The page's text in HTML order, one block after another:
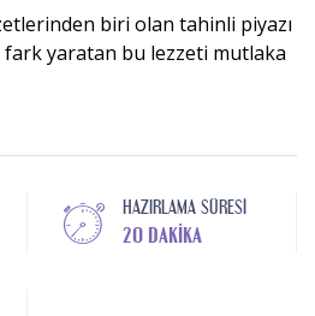
biri olan tahinli piyazı
fark yaratan bu lezzeti mutlaka
HAZIRLAMA SÜRESI
20 DAKIKA